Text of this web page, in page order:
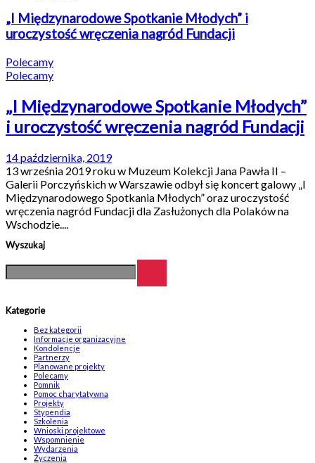
„I Międzynarodowe Spotkanie Młodych” i
uroczystość wręczenia nagród Fundacji
Polecamy
Polecamy
„I Międzynarodowe Spotkanie Młodych”
i uroczystość wręczenia nagród Fundacji
14 października, 2019
13 września 2019 roku w Muzeum Kolekcji Jana Pawła II –
Galerii Porczyńskich w Warszawie odbył się koncert galowy „I
Międzynarodowego Spotkania Młodych” oraz uroczystość
wręczenia nagród Fundacji dla Zasłużonych dla Polaków na
Wschodzie....
Wyszukaj
Kategorie
Bez kategorii
Informacje organizacyjne
Kondolencje
Partnerzy
Planowane projekty
Polecamy
Pomnik
Pomoc charytatywna
Projekty
Stypendia
Szkolenia
Wnioski projektowe
Wspomnienie
Wydarzenia
Życzenia